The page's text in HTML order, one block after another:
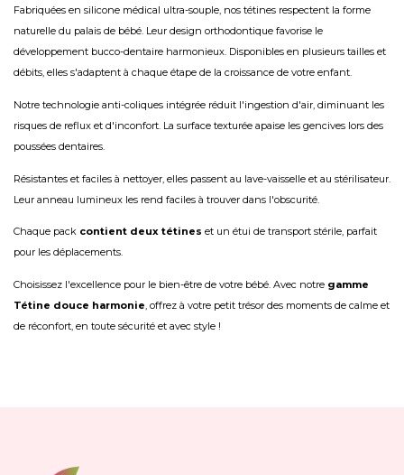
Fabriquées en silicone médical ultra-souple, nos tétines respectent la forme
naturelle du palais de bébé. Leur design orthodontique favorise le
développement bucco-dentaire harmonieux. Disponibles en plusieurs tailles et
débits, elles s'adaptent à chaque étape de la croissance de votre enfant.
Notre technologie anti-coliques intégrée réduit l'ingestion d'air, diminuant les
risques de reflux et d'inconfort. La surface texturée apaise les gencives lors des
poussées dentaires.
Résistantes et faciles à nettoyer, elles passent au lave-vaisselle et au stérilisateur.
Leur anneau lumineux les rend faciles à trouver dans l'obscurité.
Chaque pack contient deux tétines et un étui de transport stérile, parfait
pour les déplacements.
Choisissez l'excellence pour le bien-être de votre bébé. Avec notre gamme
Tétine douce harmonie, offrez à votre petit trésor des moments de calme et
de réconfort, en toute sécurité et avec style !